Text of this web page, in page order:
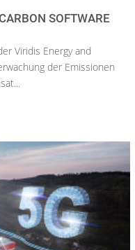
SOFTWARE
Viridis Energy and
der Emissionen